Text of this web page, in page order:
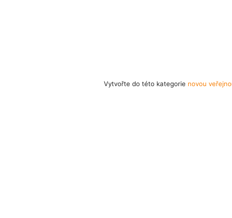
Vytvořte do této kategorie novou